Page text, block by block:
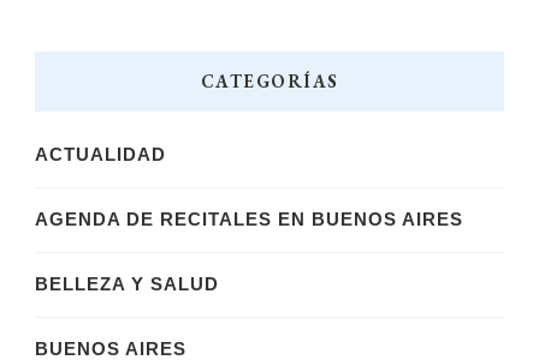
CATEGORÍAS
ACTUALIDAD
AGENDA DE RECITALES EN BUENOS AIRES
BELLEZA Y SALUD
BUENOS AIRES